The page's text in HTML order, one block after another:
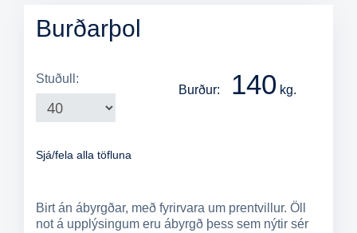
Burðarþol
Stuðull:
Burður:
140 kg.
Sjá/fela alla töfluna
Birt án ábyrgðar, með fyrirvara um prentvillur. Öll
not á upplýsingum eru ábyrgð þess sem nýtir sér